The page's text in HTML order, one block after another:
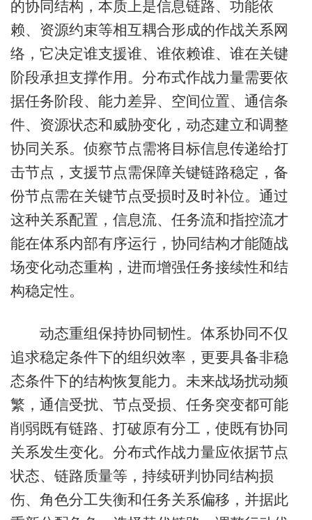
的协同结构，本质上是信息链路、功能依
赖、资源约束等相互耦合形成的作战关系网
络，它决定谁支援谁、谁依赖谁、谁在关键
阶段承担支撑作用。分布式作战力量需要依
据任务阶段、能力差异、空间位置、通信条
件、资源状态和威胁变化，动态建立和调整
协同关系。侦察节点需将目标信息传递给打
击节点，支援节点需保障关键链路稳定，备
份节点需在关键节点受损时及时补位。通过
这种关系配置，信息流、任务流和指控流才
能在体系内部有序运行，协同结构才能随战
场变化动态重构，进而增强任务接续性和结
构稳定性。
动态重组保持协同韧性。体系协同不仅
追求稳定条件下的组织效率，更要具备非稳
态条件下的结构恢复能力。未来战场扰动频
繁，通信受扰、节点受损、任务突变都可能
削弱既有链路、打破原有分工，使既有协同
关系发生变化。分布式作战力量应依据节点
状态、链路质量等，持续研判协同结构损
伤、角色分工失衡和任务关系偏移，并据此